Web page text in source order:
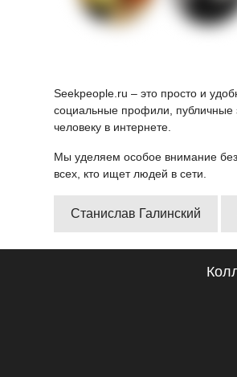
Seekpeople.ru – это просто и
социальные профили, публичные
человеку в интернете.
Мы уделяем особое внимание
всех, кто ищет людей в сети.
Станислав Галинский